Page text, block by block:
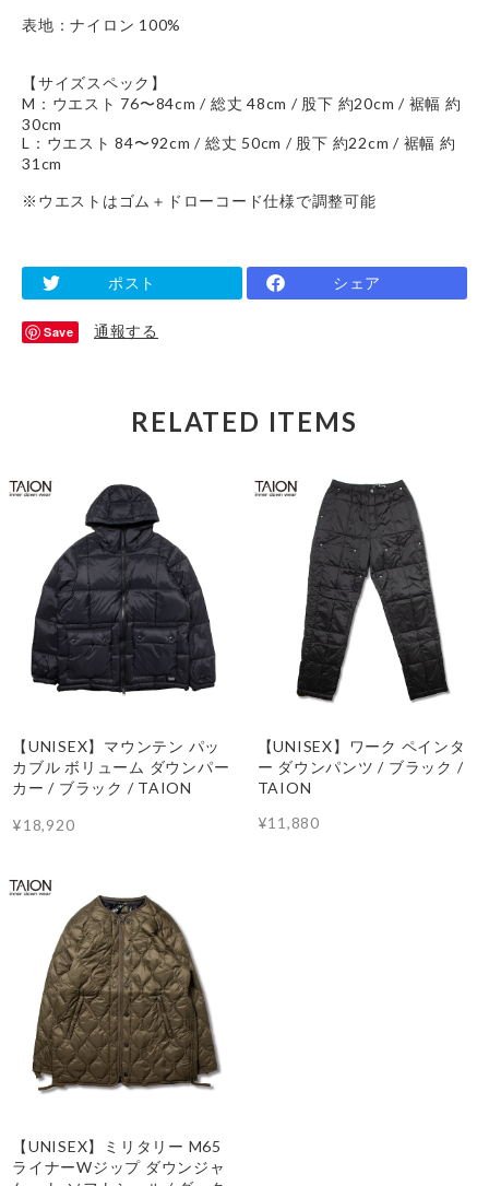
表地：ナイロン 100%
【サイズスペック】
M：ウエスト 76〜84cm / 総丈 48cm / 股下 約20cm / 裾幅 約
30cm
L：ウエスト 84〜92cm / 総丈 50cm / 股下 約22cm / 裾幅 約
31cm
※ウエストはゴム＋ドローコード仕様で調整可能
ポスト シェア
Save 通報する
RELATED ITEMS
【UNISEX】マウンテン パッ
カブル ボリューム ダウンパー
カー / ブラック / TAION
¥18,920
【UNISEX】ワーク ペインタ
ー ダウンパンツ / ブラック /
TAION
¥11,880
【UNISEX】ミリタリー M65
ライナーWジップ ダウンジャ